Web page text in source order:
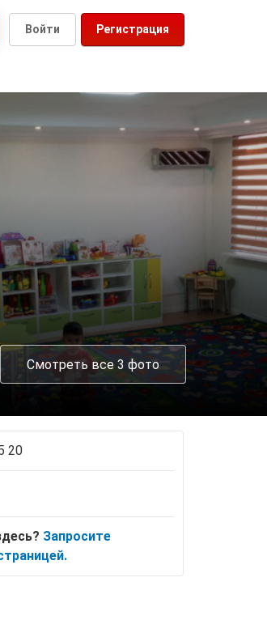
Регистрация
Войти
Смотреть все 3 фото
20
Запросите